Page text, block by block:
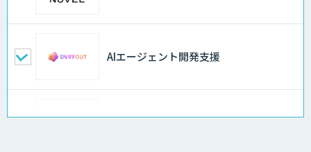
AIエージェント開発支援
AI-BPO